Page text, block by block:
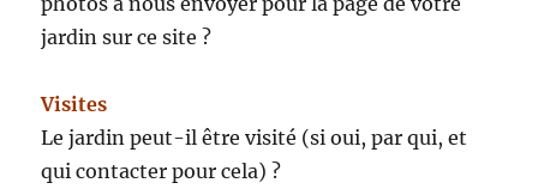
jardin sur ce site ?
Visites
Le jardin peut-il être visité (si oui, par qui, et
qui contacter pour cela) ?